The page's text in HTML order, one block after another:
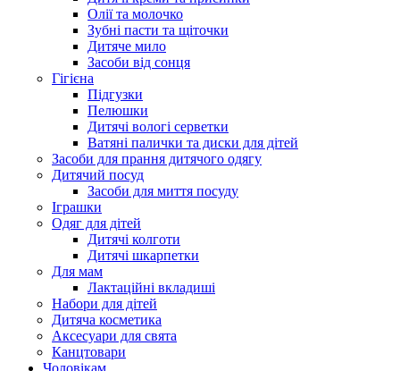
Олії та молочко
Зубні пасти та щіточки
Дитяче мило
Засоби від сонця
Гігієна
Підгузки
Пелюшки
Дитячі вологі серветки
Ватяні палички та диски для дітей
Засоби для прання дитячого одягу
Дитячий посуд
Засоби для миття посуду
Іграшки
Одяг для дітей
Дитячі колготи
Дитячі шкарпетки
Для мам
Лактаційні вкладиші
Набори для дітей
Дитяча косметика
Аксесуари для свята
Канцтовари
Чоловікам